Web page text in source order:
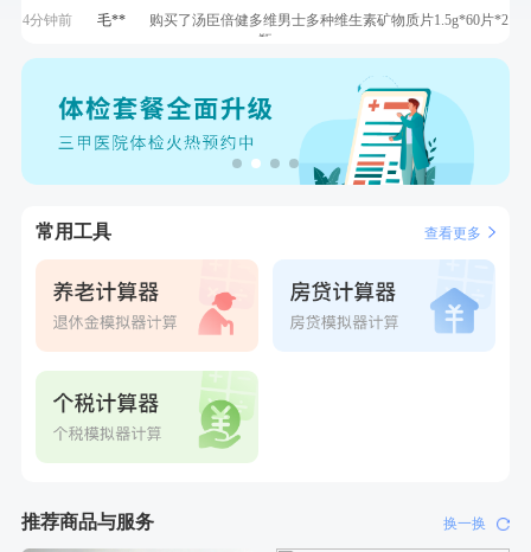
4分钟前
毛**
购买了汤臣倍健多维男士多种维生素矿物质片1.5g*60片*2
瓶
成功预约了健康体检一档
6分钟前
罗**
购买了美的体重秤 MO-CW5 白色
7分钟前
潘*
购买了美的1.5L电热水壶HJ1522
成功预约糖尿病强化体检套餐
常用工具 查看更多
推荐商品与服务 换一换